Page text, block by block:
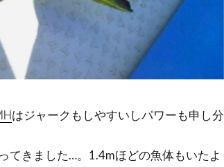
はジャークもしやすいしパワーも申し分
てきました…。1.4mほどの魚体もいたよ